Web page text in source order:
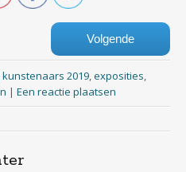
Volgende
2019,exposities,
| Een reactie plaatsen